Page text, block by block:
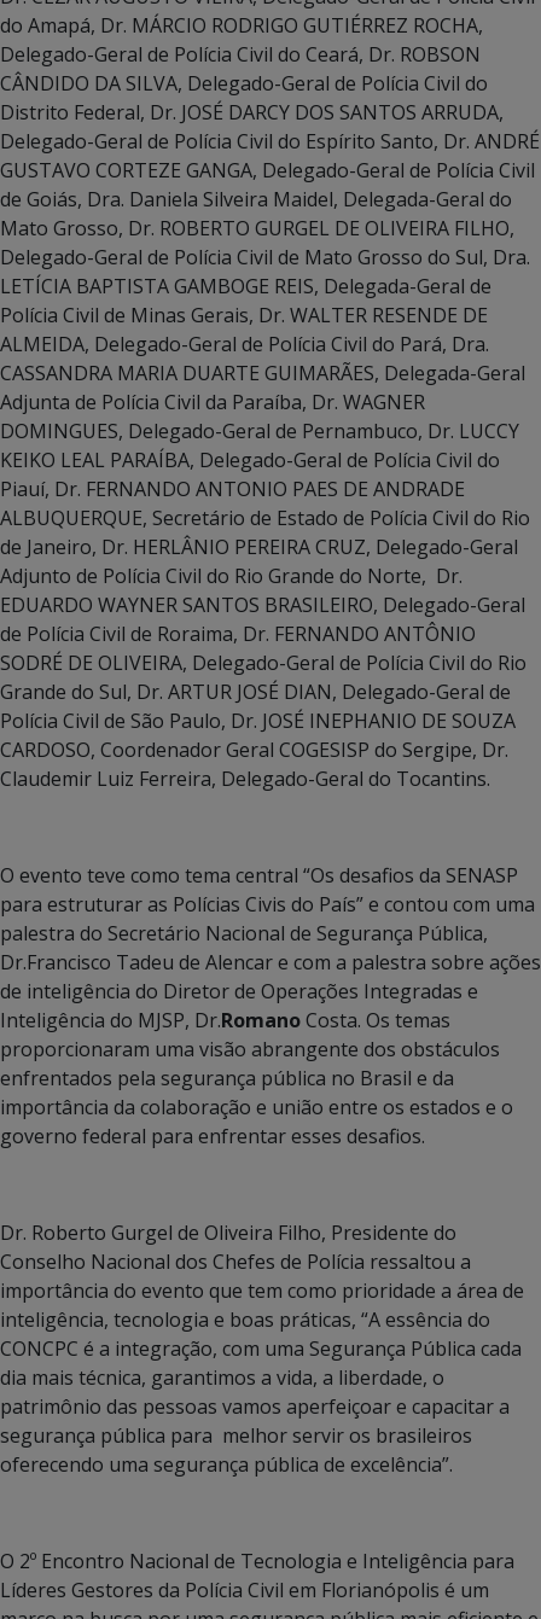
do Amapá, Dr. MÁRCIO RODRIGO GUTIÉRREZ ROCHA,
Delegado-Geral de Polícia Civil do Ceará, Dr. ROBSON
CÂNDIDO DA SILVA, Delegado-Geral de Polícia Civil do
Distrito Federal, Dr. JOSÉ DARCY DOS SANTOS ARRUDA,
Delegado-Geral de Polícia Civil do Espírito Santo, Dr. ANDRÉ
GUSTAVO CORTEZE GANGA, Delegado-Geral de Polícia Civil
de Goiás, Dra. Daniela Silveira Maidel, Delegada-Geral do
Mato Grosso, Dr. ROBERTO GURGEL DE OLIVEIRA FILHO,
Delegado-Geral de Polícia Civil de Mato Grosso do Sul, Dra.
LETÍCIA BAPTISTA GAMBOGE REIS, Delegada-Geral de
Polícia Civil de Minas Gerais, Dr. WALTER RESENDE DE
ALMEIDA, Delegado-Geral de Polícia Civil do Pará, Dra.
CASSANDRA MARIA DUARTE GUIMARÃES, Delegada-Geral
Adjunta de Polícia Civil da Paraíba, Dr. WAGNER
DOMINGUES, Delegado-Geral de Pernambuco, Dr. LUCCY
KEIKO LEAL PARAÍBA, Delegado-Geral de Polícia Civil do
Piauí, Dr. FERNANDO ANTONIO PAES DE ANDRADE
ALBUQUERQUE, Secretário de Estado de Polícia Civil do Rio
de Janeiro, Dr. HERLÂNIO PEREIRA CRUZ, Delegado-Geral
Adjunto de Polícia Civil do Rio Grande do Norte, Dr.
EDUARDO WAYNER SANTOS BRASILEIRO, Delegado-Geral
de Polícia Civil de Roraima, Dr. FERNANDO ANTÔNIO
SODRÉ DE OLIVEIRA, Delegado-Geral de Polícia Civil do Rio
Grande do Sul, Dr. ARTUR JOSÉ DIAN, Delegado-Geral de
Polícia Civil de São Paulo, Dr. JOSÉ INEPHANIO DE SOUZA
CARDOSO, Coordenador Geral COGESISP do Sergipe, Dr.
Claudemir Luiz Ferreira, Delegado-Geral do Tocantins.
O evento teve como tema central “Os desafios da SENASP
para estruturar as Polícias Civis do País” e contou com uma
palestra do Secretário Nacional de Segurança Pública,
Dr.Francisco Tadeu de Alencar e com a palestra sobre ações
de inteligência do Diretor de Operações Integradas e
Inteligência do MJSP, Dr.RomanoCosta. Os temas
proporcionaram uma visão abrangente dos obstáculos
enfrentados pela segurança pública no Brasil e da
importância da colaboração e união entre os estados e o
governo federal para enfrentar esses desafios.
Dr. Roberto Gurgel de Oliveira Filho, Presidente do
Conselho Nacional dos Chefes de Polícia ressaltou a
importância do evento que tem como prioridade a área de
inteligência, tecnologia e boas práticas, “A essência do
CONCPC é a integração, com uma Segurança Pública cada
dia mais técnica, garantimos a vida, a liberdade, o
patrimônio das pessoas vamos aperfeiçoar e capacitar a
segurança pública para melhor servir os brasileiros
oferecendo uma segurança pública de excelência”.
O 2º Encontro Nacional de Tecnologia e Inteligência para
Líderes Gestores da Polícia Civil em Florianópolis é um